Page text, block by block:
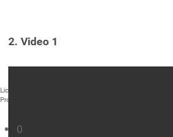
Liceul Teoretic "Nicolae Bălcescu" Cluj-Napoca
Proiect modernizare
0
2. Video 1